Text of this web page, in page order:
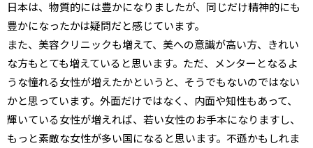
日本は、物質的には豊かになりましたが、同じだけ精神的にも
豊かになったかは疑問だと感じています。
また、美容クリニックも増えて、美への意識が高い方、きれい
な方もとても増えていると思います。ただ、メンターとなるよ
うな憧れる女性が増えたかというと、そうでもないのではない
かと思っています。外面だけではなく、内面や知性もあって、
輝いている女性が増えれば、若い女性のお手本になりますし、
もっと素敵な女性が多い国になると思います。不遜かもしれま